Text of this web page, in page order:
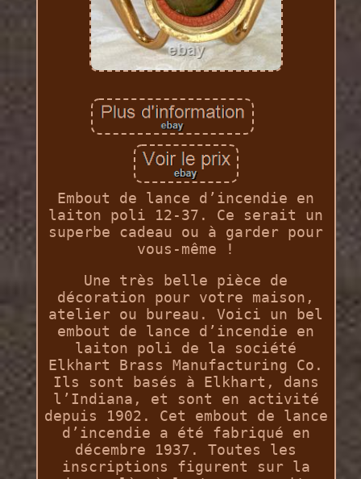
Embout de lance d’incendie en
laiton poli 12-37. Ce serait un
superbe cadeau ou à garder pour
vous-même !
Une très belle pièce de
décoration pour votre maison,
atelier ou bureau. Voici un bel
embout de lance d’incendie en
laiton poli de la société
Elkhart Brass Manufacturing Co.
Ils sont basés à Elkhart, dans
l’Indiana, et sont en activité
depuis 1902. Cet embout de lance
d’incendie a été fabriqué en
décembre 1937. Toutes les
inscriptions figurent sur la